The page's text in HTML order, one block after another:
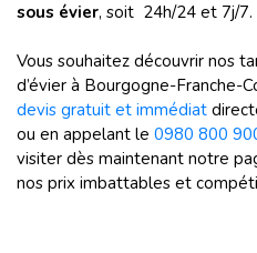
sous évier, soit 24h/24 et 7j/7.
Vous souhaitez découvrir nos
d’évier à Bourgogne-Franche-
devis gratuit et immédiat
ou en appelant le 0980 800
visiter dès maintenant notre
nos prix imbattables et